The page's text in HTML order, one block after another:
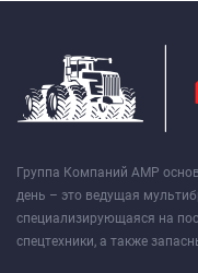
Группа Компаний АМР
день – это ведущая
специализирующаяся на
спецтехники, а также